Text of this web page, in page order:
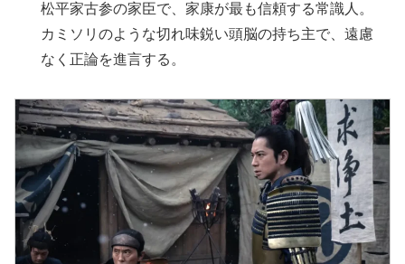
松平家古参の家臣で、家康が最も信頼する常識人。
カミソリのような切れ味鋭い頭脳の持ち主で、遠慮
なく正論を進言する。